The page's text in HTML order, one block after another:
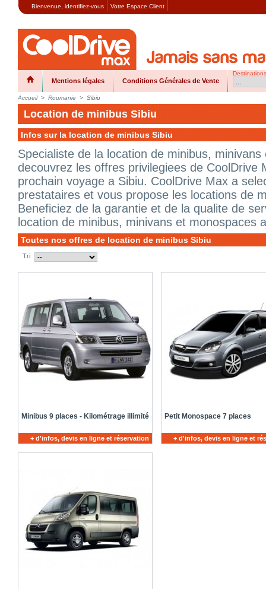
Bienvenue, identifiez-vous Votre Espace Client
Mentions légales Conditions Générales de Vente
Destinations
Accueil > Roumanie > Sibiu
Location de minibus Sibiu
Infos sur la location de minibus Sibiu
Specialiste de la location de minibus,
decouvrez les offres privilegiees de CoolDrive
prochain voyage a Sibiu. CoolDrive Max a
prestataires et vous propose les locations de
Beneficiez de la garantie et de la qualite de
location de minibus, minivans et monospaces
Toutes nos offres de location de minibus Sibiu
Tri
Minibus 9 places - Kilométrage illimité
+ d'infos, devis en ligne et réservation
Petit Monospace 7 places
+ d'infos, devis en ligne et